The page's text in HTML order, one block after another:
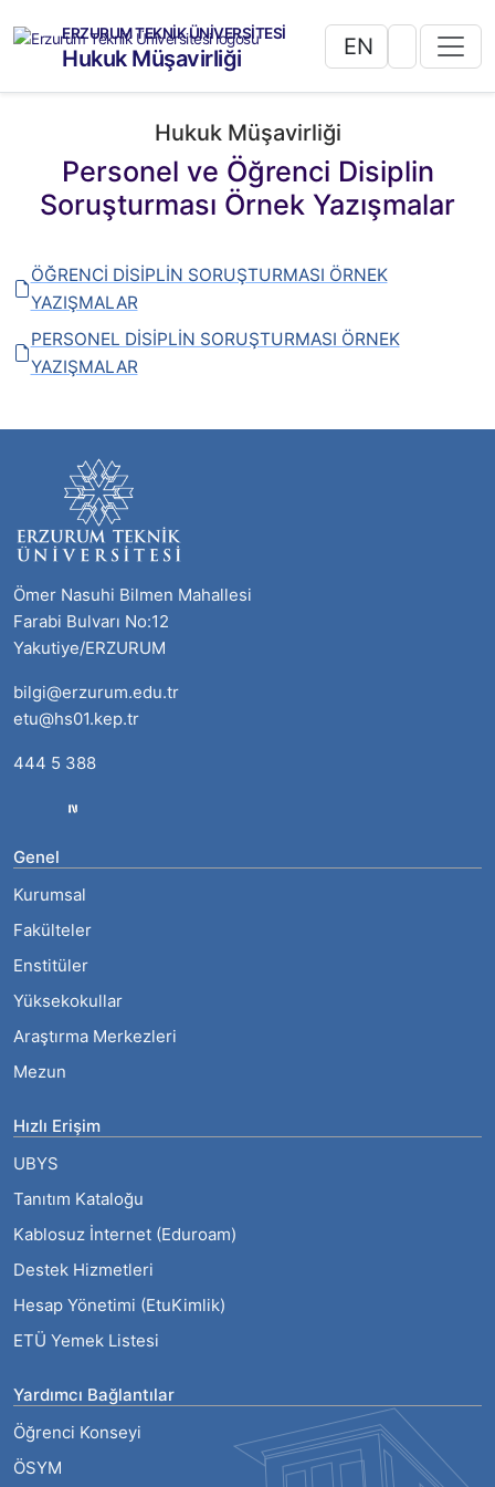
ERZURUM TEKNİK ÜNİVERSİTESİ
Hukuk Müşavirliği EN
Hukuk Müşavirliği
Personel ve Öğrenci Disiplin
Soruşturması Örnek Yazışmalar
ÖĞRENCİ DİSİPLİN SORUŞTURMASI ÖRNEK
YAZIŞMALAR
PERSONEL DİSİPLİN SORUŞTURMASI ÖRNEK
YAZIŞMALAR
Ömer Nasuhi Bilmen Mahallesi
Farabi Bulvarı No:12
Yakutiye/ERZURUM
bilgi@erzurum.edu.tr
etu@hs01.kep.tr
444 5 388
Genel
Kurumsal
Fakülteler
Enstitüler
Yüksekokullar
Araştırma Merkezleri
Mezun
Hızlı Erişim
UBYS
Tanıtım Kataloğu
Kablosuz İnternet (Eduroam)
Destek Hizmetleri
Hesap Yönetimi (EtuKimlik)
ETÜ Yemek Listesi
Yardımcı Bağlantılar
Öğrenci Konseyi
ÖSYM